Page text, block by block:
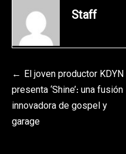
Staff
Navegación
de
entradas
El joven productor KDYN
presenta ‘Shine’: una fusión
innovadora de gospel y
garage